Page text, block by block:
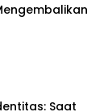
Saat